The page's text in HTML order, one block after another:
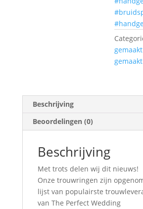
Beschrijving
Beoordelingen (0)
Beschrijving
Met trots delen wij dit nieuws!
Onze trouwringen zijn
lijst van populairste
van The Perfect Wedding